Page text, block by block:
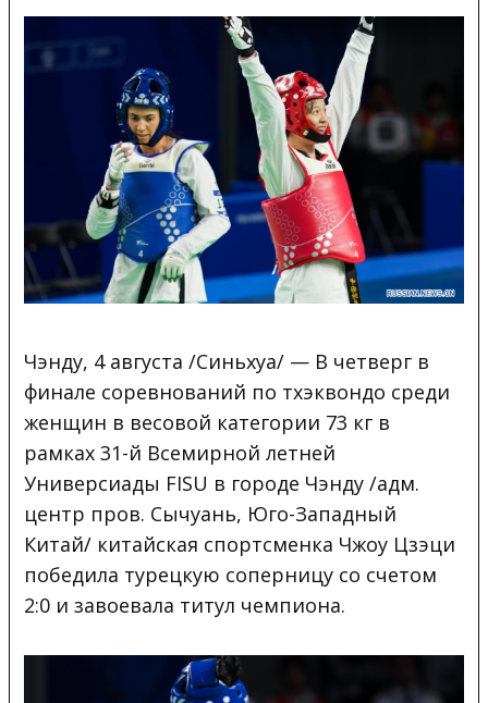
Чэнду, 4 августа /Синьхуа/ — В четверг в
финале соревнований по тхэквондо среди
женщин в весовой категории 73 кг в
рамках 31-й Всемирной летней
Универсиады FISU в городе Чэнду /адм.
центр пров. Сычуань, Юго-Западный
Китай/ китайская спортсменка Чжоу Цзэци
победила турецкую соперницу со счетом
2:0 и завоевала титул чемпиона.